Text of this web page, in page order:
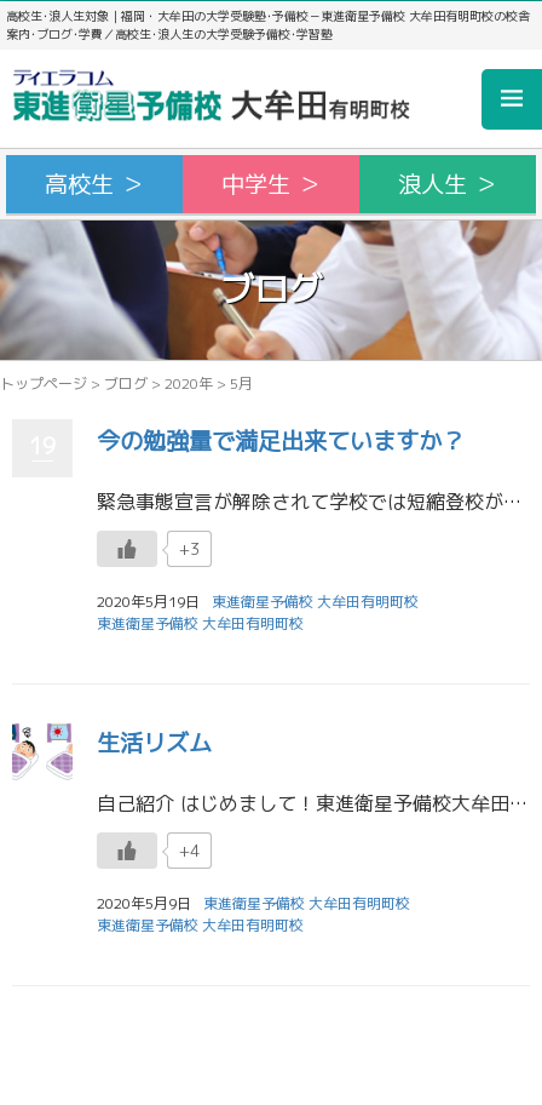
高校生･浪人生対象｜福岡・大牟田の大学受験塾･予備校－東進衛星予備校 大牟田有明町校の校舎
案内･ブログ･学費／高校生･浪人生の大学受験予備校･学習塾
高校生 ＞ 中学生 ＞ 浪人生 ＞
ブログ
トップページ > ブログ > 2020年 > 5月
今の勉強量で満足出来ていますか？
緊急事態宣言が解除されて学校では短縮登校が始まった学校もありますね。このまま授業が始まると勉強量は確保できると思うのですが、コロナウイルスがまた広まる可能性もあります。また、コロナによる休校が続いた影響で夏休みなどの長期 […]
+3
2020年5月19日
東進衛星予備校 大牟田有明町校
東進衛星予備校 大牟田有明町校
生活リズム
自己紹介 はじめまして！東進衛星予備校大牟田有明町校の担任助手をしている川副といいます。 プロフィール大学：帝京大学 福岡医療技術学部 作業療法学科 3年高校：明光学園高校趣味：犬と戯れる 家での生活について 皆さんコ […]
+4
2020年5月9日
東進衛星予備校 大牟田有明町校
東進衛星予備校 大牟田有明町校